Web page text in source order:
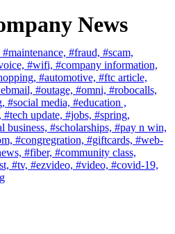
News
#maintenance, #fraud, #scam,
#wifi, #company information,
#automotive, #ftc article,
#outage, #omni, #robocalls,
#social media, #education ,
#tech update, #jobs, #spring,
business, #scholarships, #pay n win,
#congregration, #giftcards, #web-
#fiber, #community class,
#tv, #ezvideo, #video, #covid-19,